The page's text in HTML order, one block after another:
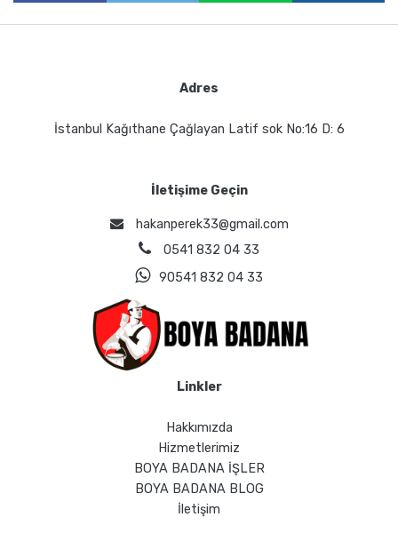
Adres
İstanbul Kağıthane Çağlayan Latif sok No:16 D: 6
İletişime Geçin
hakanperek33@gmail.com
0541 832 04 33
90541 832 04 33
Linkler
Hakkımızda
Hizmetlerimiz
BOYA BADANA İŞLER
BOYA BADANA BLOG
İletişim